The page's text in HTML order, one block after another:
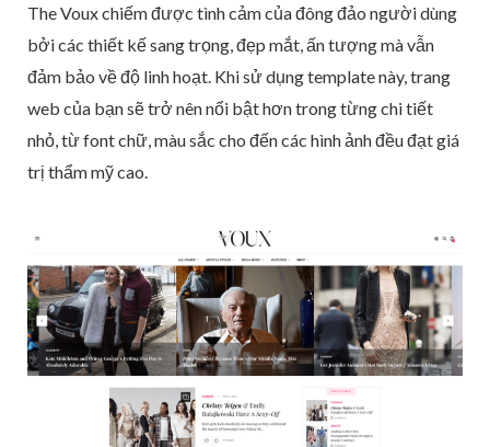
The Voux chiếm được tình cảm của đông đảo người dùng
bởi các thiết kế sang trọng, đẹp mắt, ấn tượng mà vẫn
đảm bảo về độ linh hoạt. Khi sử dụng template này, trang
web của bạn sẽ trở nên nổi bật hơn trong từng chi tiết
nhỏ, từ font chữ, màu sắc cho đến các hình ảnh đều đạt giá
trị thẩm mỹ cao.